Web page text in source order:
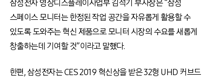
삼성전자 영상디스플레이사업부 김석기 부사장은 “삼성
스페이스 모니터는 한정된 작업 공간을 자유롭게 활용할 수
있도록 도와주는 혁신 제품으로 모니터 시장의 수요를 새롭게
창출하는데 기여할 것”이라고 말했다.
한편, 삼성전자는 CES 2019 혁신상을 받은 32형 UHD 커브드